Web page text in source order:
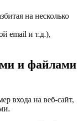
на несколько
email и т.д.),
и файлами
входа на веб-сайт,